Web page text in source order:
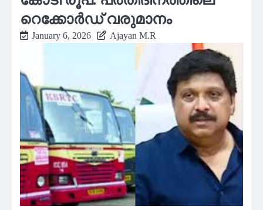
റെക്കോർഡ് വരുമാനം
January 6, 2026 Ajayan M.R